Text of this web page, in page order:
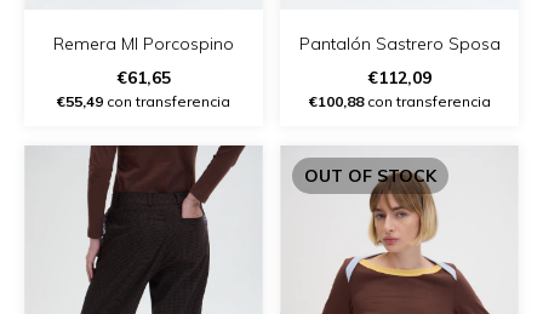
Remera Ml Porcospino
€61,65
€55,49 con transferencia
Pantalón Sastrero Sposa
€112,09
€100,88con transferencia
OUT OF STOCK